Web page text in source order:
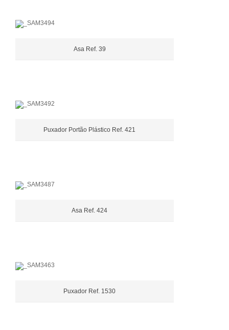
Asa Ref. 39
Puxador Portão Plástico Ref. 421
Asa Ref. 424
Puxador Ref. 1530